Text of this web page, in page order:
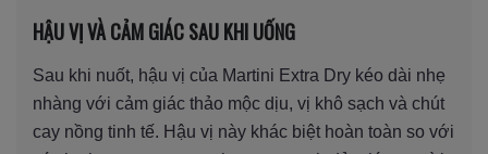
HẬU VỊ VÀ CẢM GIÁC SAU KHI UỐNG
Sau khi nuốt, hậu vị của Martini Extra Dry kéo dài nhẹ
nhàng với cảm giác thảo mộc dịu, vị khô sạch và chút
cay nồng tinh tế. Hậu vị này khác biệt hoàn toàn so với